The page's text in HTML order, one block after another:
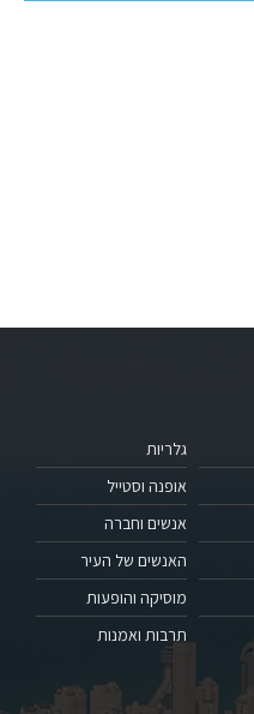
גלריות
אופנה וסטייל
אנשים וחברה
האנשים של העיר
מוסיקה והופעות
תרבות ואמנות